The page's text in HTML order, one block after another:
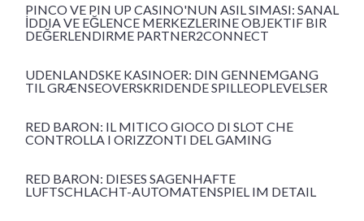
PINCO VE PIN UP CASINO'NUN ASIL SIMASI: SANAL
İDDIA VE EĞLENCE MERKEZLERINE OBJEKTIF BIR
DEĞERLENDIRME PARTNER2CONNECT
UDENLANDSKE KASINOER: DIN GENNEMGANG
TIL GRÆNSEOVERSKRIDENDE SPILLEOPLEVELSER
RED BARON: IL MITICO GIOCO DI SLOT CHE
CONTROLLA I ORIZZONTI DEL GAMING
RED BARON: DIESES SAGENHAFTE
LUFTSCHLACHT-AUTOMATENSPIEL IM DETAIL